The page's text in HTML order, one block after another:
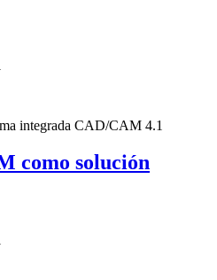
como solución